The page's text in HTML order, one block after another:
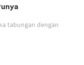
tabungan dengan